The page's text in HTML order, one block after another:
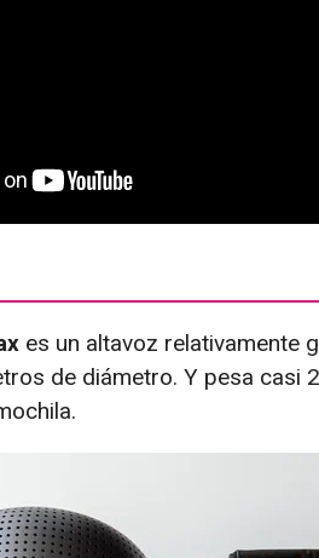
es un altavoz relativamente
de diámetro. Y pesa casi